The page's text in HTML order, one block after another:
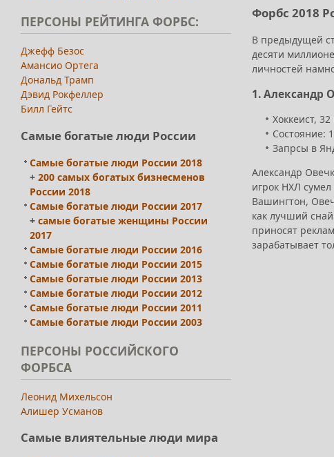
Форбс 2018
В предыдущей
десяти
личностей
1. Александр
Хоккеист,
Состояние:
Запрсы в
Александр
игрок НХЛ
Вашингтон,
как лучший
приносят
зарабатывает
ПЕРСОНЫ РЕЙТИНГА ФОРБС:
Джефф Безос
Амансио Ортега
Дональд Трамп
Дэвид Рокфеллер
Билл Гейтс
Самые богатые люди России
Самые богатые люди России 2018
+ 200 самых богатых бизнесменов
России 2018
Самые богатые люди России 2017
+ самые богатые женщины России
2017
Самые богатые люди России 2016
Самые богатые люди России 2015
Самые богатые люди России 2013
Самые богатые люди России 2012
Самые богатые люди России 2011
Самые богатые люди России 2003
ПЕРСОНЫ РОССИЙСКОГО
ФОРБСА
Леонид Михельсон
Алишер Усманов
Самые влиятельные люди мира